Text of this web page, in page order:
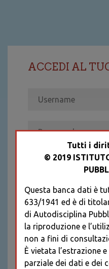
ACCEDI AL
REGISTRATI
* I
OBBLIGATORI
Tutti i
© 2019
Questa banca dati è
633/1941 ed è di
di Autodisciplina
la riproduzione e
non a fini di
È vietata l’estrazione
parziale dei dati e dei